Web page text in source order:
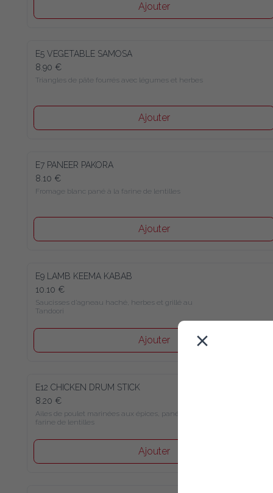
Ajouter
E5 VEGETABLE SAMOSA
8.90 €
Triangles de pâte fourrés avec légumes et herbes
Ajouter
E7 PANEER PAKORA
8.10 €
Fromage blanc pané à la farine de lentilles
Ajouter
E9 LAMB KEEMA KABAB
10.10 €
Saucisses d’agneau haché, herbes et grillé au
Tandoori
Ajouter
E12 CHICKEN DRUM STICK
8.20 €
Ailes de poulet marinées aux épices, panées à la
farine de lentilles
Ajouter